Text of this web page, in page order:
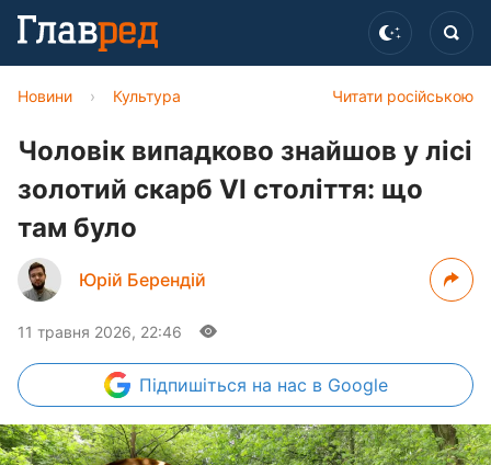
Читати російською
Новини › Культура
Чоловік випадково знайшов у лісі
золотий скарб VI століття: що
там було
Юрій Берендій
11 травня 2026, 22:46
Підпишіться на нас в Google